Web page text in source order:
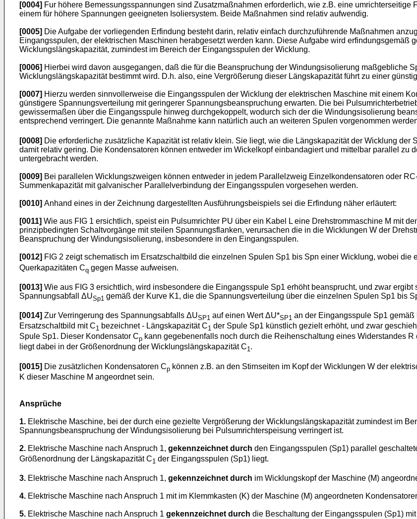
[0004] Fur höhere Bemessungsspannungen sind Zusatzmaßnahmen erforderlich, wie z.B. eine
einem für höhere Spannungen geeigneten Isoliersystem. Beide Maßnahmen sind relativ aufwendig.
[0005] Die Aufgabe der vorliegenden Erfindung besteht darin, relativ einfach durchzuführende Maßnahmen
Eingangsspulen, der elektrischen Maschinen herabgesetzt werden kann. Diese Aufgabe wird erfindungsgemäß
Wicklungslängskapazität, zumindest im Bereich der Eingangsspulen der Wicklung.
[0006] Hierbei wird davon ausgegangen, daß die für die Beanspruchung der Windungsisolierung maßgebliche
Wicklungslängskapazität bestimmt wird. D.h. also, eine Vergrößerung dieser Längskapazität führt zu einer
[0007] Hierzu werden sinnvollerweise die Eingangsspulen der Wicklung der elektrischen Maschine mit einem
günstigere Spannungsverteilung mit geringerer Spannungsbeanspruchung erwarten. Die bei
gewissermaßen über die Eingangsspule hinweg durchgekoppelt, wodurch sich der die Windungsisolierung
entsprechend verringert. Die genannte Maßnahme kann natürlich auch an weiteren Spulen vorgenommen
[0008] Die erforderliche zusätzliche Kapazität ist relativ klein. Sie liegt, wie die Längskapazität der Wicklung der
damit relativ gering. Die Kondensatoren können entweder im Wickelkopf einbandagiert und mittelbar parallel zu
untergebracht werden.
[0009] Bei parallelen Wicklungszweigen können entweder in jedem Parallelzweig Einzelkondensatoren oder
Summenkapazität mit galvanischer Parallelverbindung der Eingangsspulen vorgesehen werden.
[0010] Anhand eines in der Zeichnung dargestellten Ausführungsbeispiels sei die Erfindung näher erläutert:
[0011] Wie aus FIG 1 ersichtlich, speist ein Pulsumrichter PU über ein Kabel L eine Drehstrommaschine M mit
prinzipbedingten Schaltvorgänge mit steilen Spannungsflanken, verursachen die in die Wicklungen W der
Beanspruchung der Windungsisolierung, insbesondere in den Eingangsspulen.
[0012] FIG 2 zeigt schematisch im Ersatzschaltbild die einzelnen Spulen Sp1 bis Spn einer Wicklung, wobei
Querkapazitäten Cq gegen Masse aufweisen.
[0013] Wie aus FIG 3 ersichtlich, wird insbesondere die Eingangsspule Sp1 erhöht beansprucht, und zwar
Spannungsabfall ΔUSp1 gemäß der Kurve K1, die die Spannungsverteilung über die einzelnen Spulen Sp1 bis
[0014] Zur Verringerung des Spannungsabfalls ΔUSP1 auf einen Wert ΔU*SP1 an der Eingangsspule Sp1
Ersatzschaltbild mit C1 bezeichnet - Längskapazität C1 der Spule Sp1 künstlich gezielt erhöht, und zwar
Spule Sp1. Dieser Kondensator Cp kann gegebenenfalls noch durch die Reihenschaltung eines Widerstandes
liegt dabei in der Größenordnung der Wicklungslängskapazität C1.
[0015] Die zusätzlichen Kondensatoren Cp können z.B. an den Stirnseiten im Kopf der Wicklungen W der
K dieser Maschine M angeordnet sein.
Ansprüche
1. Elektrische Maschine, bei der durch eine gezielte Vergrößerung der Wicklungslängskapazität zumindest im
Spannungsbeanspruchung der Windungsisolierung bei Pulsumrichterspeisung verringert ist.
2. Elektrische Maschine nach Anspruch 1, gekennzeichnet durch den Eingangsspulen (Sp1) parallel
Größenordnung der Längskapazität C1 der Eingangsspulen (Sp1) liegt.
3. Elektrische Maschine nach Anspruch 1, gekennzeichnet durch im Wicklungskopf der Maschine (M)
4. Elektrische Maschine nach Anspruch 1 mit im Klemmkasten (K) der Maschine (M) angeordneten
5. Elektrische Maschine nach Anspruch 1 gekennzeichnet durch die Beschaltung der Eingangsspulen (Sp1)